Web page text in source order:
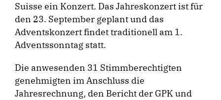
Suisse ein Konzert. Das Jahreskonzert ist für
den 23. September geplant und das
Adventskonzert findet traditionell am 1.
Adventssonntag statt.
Die anwesenden 31 Stimmberechtigten
genehmigten im Anschluss die
Jahresrechnung, den Bericht der GPK und